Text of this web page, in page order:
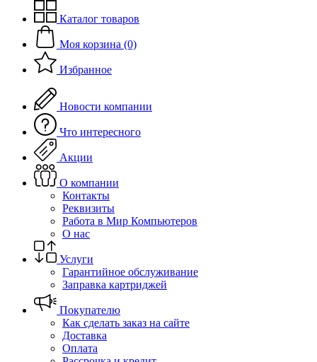
Каталог товаров
Моя корзина (0)
Избранное
Новости компании
Что интересного
Акции
О компании
Контакты
Реквизиты
Работа в Мир Компьютеров
О нас
Услуги
Гарантийное обслуживание
Заправка картриджей
Покупателю
Как сделать заказ на сайте
Доставка
Оплата